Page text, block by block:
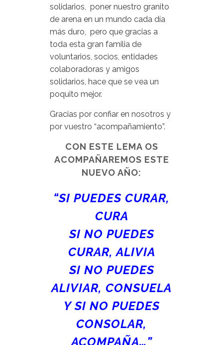
solidarios, poner nuestro granito
de arena en un mundo cada día
más duro, pero que gracias a
toda esta gran familia de
voluntarios, socios, entidades
colaboradoras y amigos
solidarios, hace que se vea un
poquito mejor.
Gracias por confiar en nosotros y
por vuestro “acompañamiento”.
CON ESTE LEMA OS
ACOMPAÑAREMOS ESTE
NUEVO AÑO:
“SI PUEDES CURAR,
CURA
SI NO PUEDES
CURAR, ALIVIA
SI NO PUEDES
ALIVIAR, CONSUELA
Y SI NO PUEDES
CONSOLAR,
ACOMPAÑA…”